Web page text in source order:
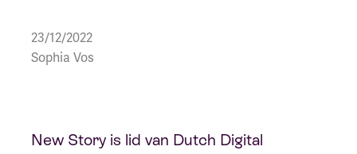
23/12/2022
Sophia Vos
New Story is lid van Dutch Digital